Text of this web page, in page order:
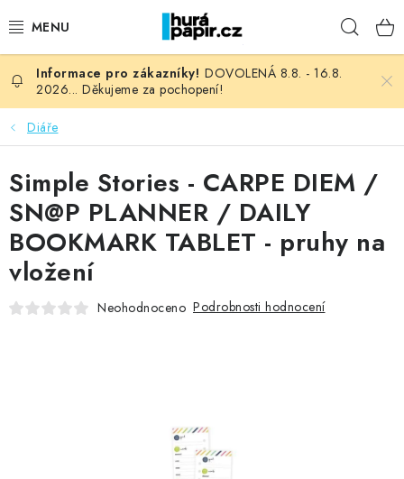
na
NOVINKY
HURÁ DÍLNA
VŠECHNO ZBOŽÍ
KNIHAŘSKÝ MATERIÁL
KURZY NATY LYSAK
OBLÍBENÉ ♥️
DOVOLENÁ 8.8. - 16.8.
2026... Děkujeme za pochopení!
Diáře
Simple Stories - CARPE DIEM /
SN@P PLANNER / DAILY
BOOKMARK TABLET - pruhy na
vložení
Neohodnoceno Podrobnosti hodnocení